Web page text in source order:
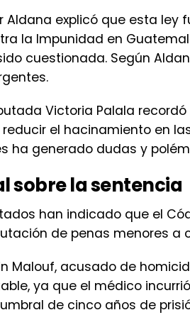
Victoria Palala
el hacinamiento en
ha generado dudas y
sobre la sentencia
han indicado que el
Malouf, acusado de
ya que el médico
de cinco años de
caso determinó que,
el pago de entre Q5 y